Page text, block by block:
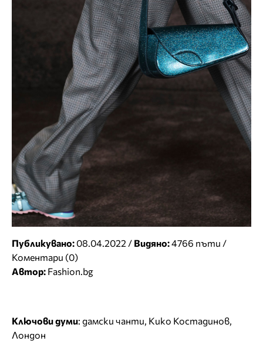
Публикувано: 08.04.2022 / Видяно:4766 пъти /
Коментари (0)
Автор: Fashion.bg
Ключови думи: дамски чанти Кико Костадинов
Лондон